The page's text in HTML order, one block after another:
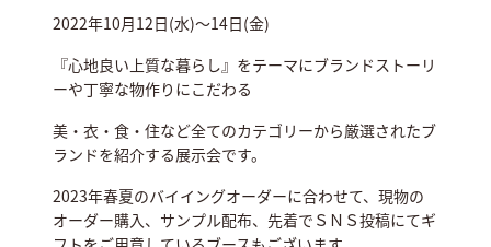
2022年10月12日(水)～14日(金)
『心地良い上質な暮らし』をテーマにブランドストーリ
ーや丁寧な物作りにこだわる
美・衣・食・住など全てのカテゴリーから厳選されたブ
ランドを紹介する展示会です。
2023年春夏のバイイングオーダーに合わせて、現物の
オーダー購入、サンプル配布、先着でＳＮＳ投稿にてギ